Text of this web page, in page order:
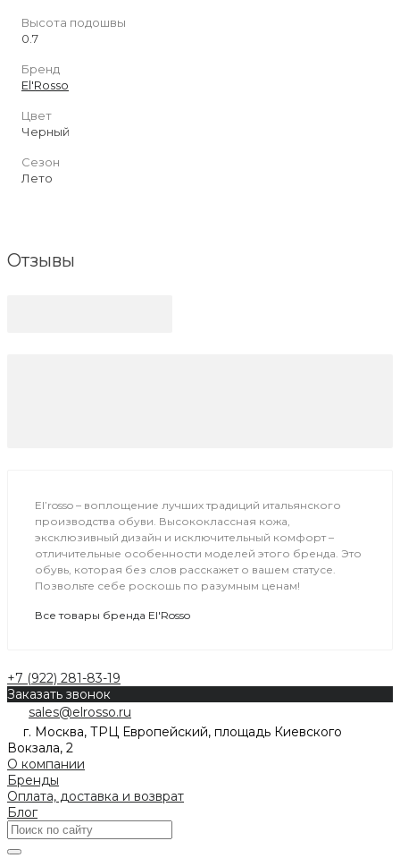
Высота подошвы
0.7
Бренд
El'Rosso
Цвет
Черный
Сезон
Лето
Отзывы
El’rosso – воплощение лучших традиций итальянского
производства обуви. Высококлассная кожа,
эксклюзивный дизайн и исключительный комфорт –
отличительные особенности моделей этого бренда. Это
обувь, которая без слов расскажет о вашем статусе.
Позвольте себе роскошь по разумным ценам!
Все товары бренда El'Rosso
+7 (922) 281-83-19
Заказать звонок
sales@elrosso.ru
г. Москва, ТРЦ Европейский, площадь Киевского
Вокзала, 2
О компании
Бренды
Оплата, доставка и возврат
Блог